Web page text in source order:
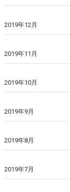
2019年12月
2019年11月
2019年10月
2019年9月
2019年8月
2019年7月